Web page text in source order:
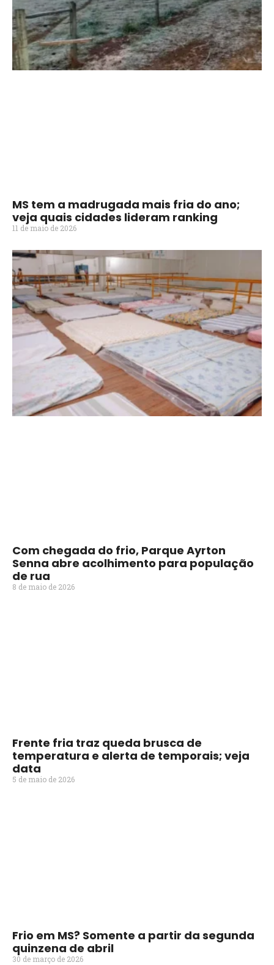
MS tem a madrugada mais fria do ano;
veja quais cidades lideram ranking
11 de maio de 2026
Com chegada do frio, Parque Ayrton
Senna abre acolhimento para população
de rua
8 de maio de 2026
Frente fria traz queda brusca de
temperatura e alerta de temporais; veja
data
5 de maio de 2026
Frio em MS? Somente a partir da segunda
quinzena de abril
30 de março de 2026